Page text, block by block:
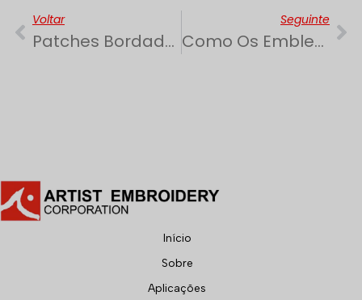
Anterior
Voltar
Patches Bordados Na Indústria De Uniformes | Identidade E Profissionalismo
Seguinte
Como Os Emblemas Bordados Melhoram O Reconhecimento Da Marca E A Identidade De Marketing
Início
Sobre
Aplicações